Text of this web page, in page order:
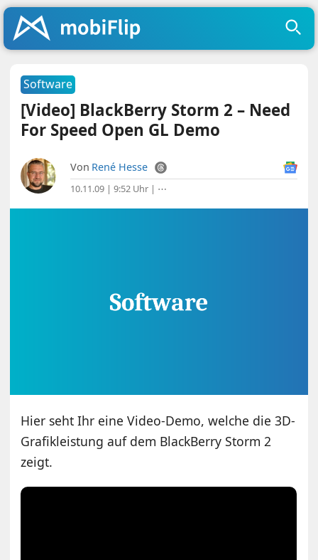
Software
[Video] BlackBerry Storm 2 – Need
For Speed Open GL Demo
Von René Hesse
10.11.09 | 9:52 Uhr | ⋯
Hier seht Ihr eine Video-Demo, welche die 3D-
Grafikleistung auf dem BlackBerry Storm 2
zeigt.